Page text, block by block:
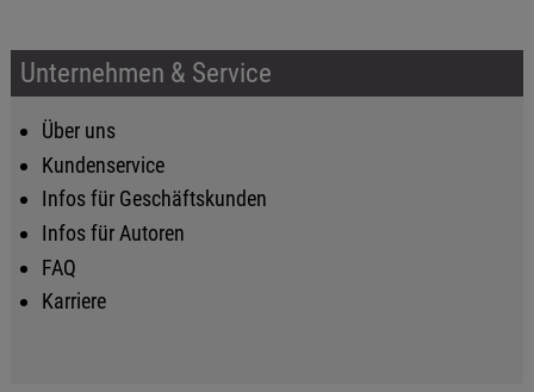
Unternehmen & Service
Über uns
Kundenservice
Infos für Geschäftskunden
Infos für Autoren
FAQ
Karriere